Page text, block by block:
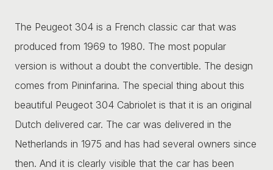
The Peugeot 304 is a French classic car that was
produced from 1969 to 1980. The most popular
version is without a doubt the convertible. The design
comes from Pininfarina. The special thing about this
beautiful Peugeot 304 Cabriolet is that it is an original
Dutch delivered car. The car was delivered in the
Netherlands in 1975 and has had several owners since
then. And it is clearly visible that the car has been